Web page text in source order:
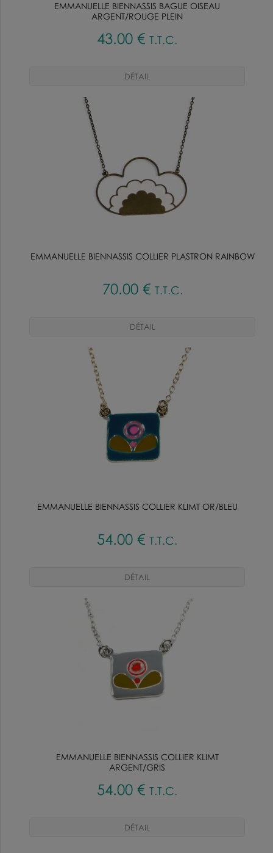
EMMANUELLE BIENNASSIS BAGUE OISEAU
ARGENT/ROUGE PLEIN
43.00 € T.T.C.
EMMANUELLE BIENNASSIS COLLIER PLASTRON RAINBOW
70.00 € T.T.C.
EMMANUELLE BIENNASSIS COLLIER KLIMT OR/BLEU
54.00 € T.T.C.
EMMANUELLE BIENNASSIS COLLIER KLIMT
ARGENT/GRIS
54.00 € T.T.C.